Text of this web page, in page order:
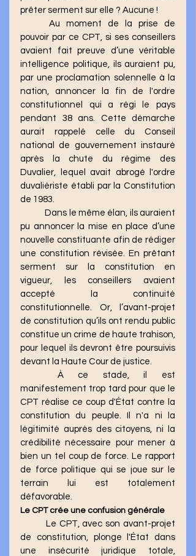
prêter serment sur elle ? Aucune !
pouvoir par ce CPT, si ses conseillers
avaient fait preuve d’une véritable
intelligence politique, ils auraient pu,
par une proclamation solennelle à la
nation, annoncer la fin de l'ordre
constitutionnel qui a régi le pays
pendant 38 ans. Cette démarche
aurait rappelé celle du Conseil
national de gouvernement instauré
après la chute du régime des
Duvalier, lequel avait abrogé l'ordre
duvaliériste établi par la Constitution
de 1983.
pu annoncer la mise en place d’une
nouvelle constituante afin de rédiger
une constitution révisée. En prêtant
serment sur la constitution en
vigueur, les conseillers avaient
accepté la continuité
constitutionnelle. Or, l’avant-projet
de constitution qu’ils ont rendu public
constitue un crime de haute trahison,
pour lequel ils devront être poursuivis
devant la Haute Cour de justice.
manifestement trop tard pour que le
CPT réalise ce coup d'État contre la
constitution du peuple. Il n'a ni la
légitimité auprès des citoyens, ni la
crédibilité nécessaire pour mener à
bien un tel coup de force. Le rapport
de force politique qui se joue sur le
terrain lui est totalement
défavorable.
Le CPT crée une confusion générale
de constitution, plonge l'État dans
une insécurité juridique totale,